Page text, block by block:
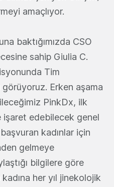
amaçlıyor.
baktığımızda CSO
sahip Giulia C.
Tim
görüyoruz. Erken aşama
PinkDx, ilk
edebilecek genel
kadınlar için
gelmeye
bilgilere göre
her yıl jinekolojik